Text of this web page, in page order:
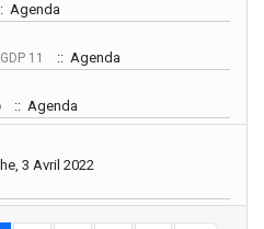
Agenda
11
:: Agenda
:: Agenda
3 Avril 2022